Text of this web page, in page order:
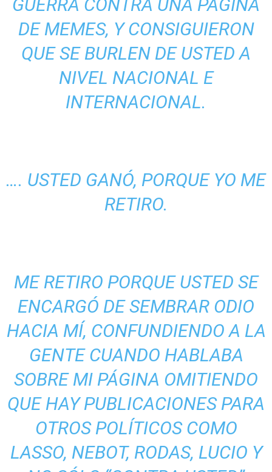
GUERRA CONTRA UNA PÁGINA
DE MEMES, Y CONSIGUIERON
QUE SE BURLEN DE USTED A
NIVEL NACIONAL E
INTERNACIONAL.
…. USTED GANÓ, PORQUE YO ME
RETIRO.
ME RETIRO PORQUE USTED SE
ENCARGÓ DE SEMBRAR ODIO
HACIA MÍ, CONFUNDIENDO A LA
GENTE CUANDO HABLABA
SOBRE MI PÁGINA OMITIENDO
QUE HAY PUBLICACIONES PARA
OTROS POLÍTICOS COMO
LASSO, NEBOT, RODAS, LUCIO Y